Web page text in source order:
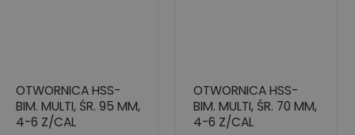
OTWORNICA HSS-
BIM. MULTI, ŚR. 95 MM,
4-6 Z/CAL
OTWORNICA HSS-
BIM. MULTI, ŚR. 70 MM,
4-6 Z/CAL